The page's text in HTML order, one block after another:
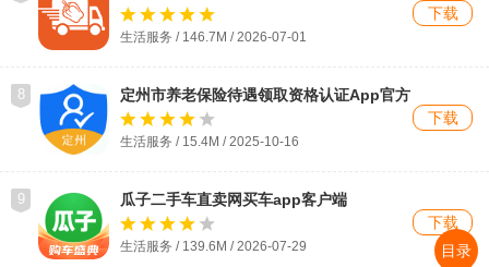
生活服务 / 146.7M / 2026-07-01
下载
8
定州市养老保险待遇领取资格认证App官方
版
生活服务 / 15.4M / 2025-10-16
下载
9 瓜子二手车直卖网买车app客户端
生活服务 / 139.6M / 2026-07-29
下载
目录